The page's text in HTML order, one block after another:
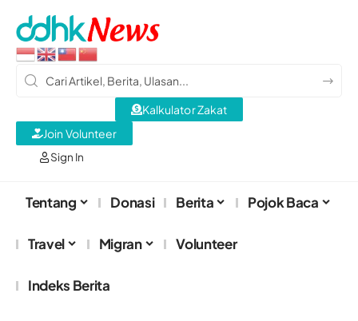
Sign In
Kalkulator Zakat
Join Volunteer
Tentang Donasi Berita Pojok Baca
Travel Migran Volunteer
Indeks Berita